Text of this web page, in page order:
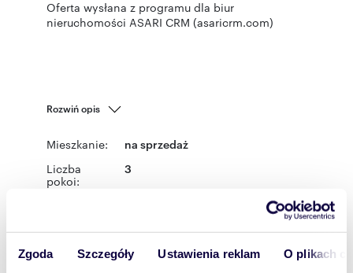
Zgoda Szczegóły Ustawienia reklam O plikach
Oferta wysłana z programu dla biur
nieruchomości ASARI CRM (asaricrm.com)
Rozwiń opis
Mieszkanie: na sprzedaż
Liczba
pokoi:
3
Łódź
gmina:Łódźmiejscowość: